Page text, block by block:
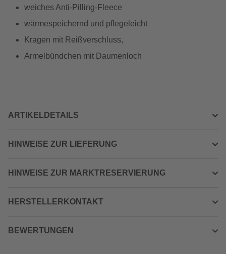
weiches Anti-Pilling-Fleece
wärmespeichernd und pflegeleicht
Kragen mit Reißverschluss,
Armelbündchen mit Daumenloch
ARTIKELDETAILS
HINWEISE ZUR LIEFERUNG
HINWEISE ZUR MARKTRESERVIERUNG
HERSTELLERKONTAKT
BEWERTUNGEN